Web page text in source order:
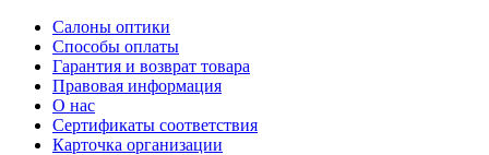
Салоны оптики
Способы оплаты
Гарантия и возврат товара
Правовая информация
О нас
Сертификаты соответствия
Карточка организации